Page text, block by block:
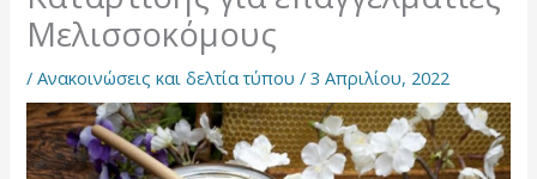
Μελισσοκόμους
/Ανακοινώσεις και δελτία τύπου /3 Απριλίου, 2022